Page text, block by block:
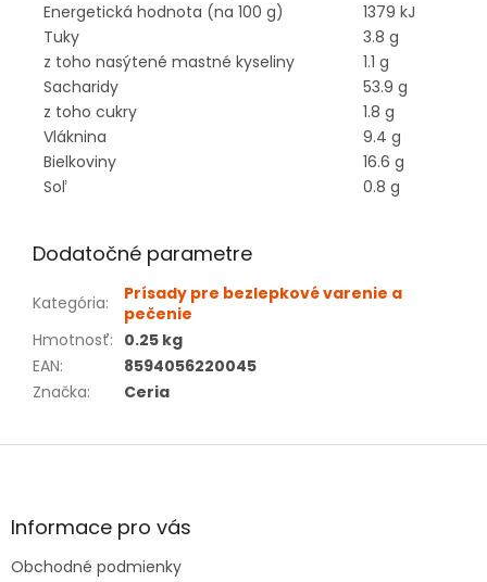
Energetická hodnota (na 100 g)
1379 kJ
Tuky
3.8 g
z toho nasýtené mastné kyseliny
1.1 g
Sacharidy
53.9 g
z toho cukry
1.8 g
Vláknina
9.4 g
Bielkoviny
16.6 g
Soľ
0.8 g
Dodatočné parametre
Kategória:
Prísady pre bezlepkové varenie a
pečenie
Hmotnosť: 0.25 kg
EAN:
8594056220045
Značka: Ceria
Z
äInformace pro vás
Obchodné podmienky